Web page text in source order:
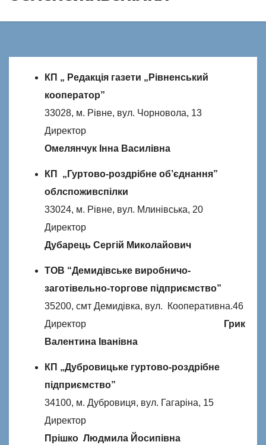
КП „ Редакція газети „Рівненський
кооператор”
33028, м. Рівне, вул. Чорновола, 13
Директор
Омелянчук Інна Василівна
КП „Гуртово-роздрібне об’єднання”
облспоживспілки
33024, м. Рівне, вул. Млинівська, 20
Директор
Дубарець Сергій Миколайович
ТОВ “Демидівське виробничо-
заготівельно-торгове підприємство”
35200, смт Демидівка, вул. Кооперативна.46
Директор
Грик
Валентина Іванівна
КП „Дубровицьке гуртово-роздрібне
підприємство”
34100, м. Дубровиця, вул. Гагаріна, 15
Директор
Прішко Людмила Йосипівна